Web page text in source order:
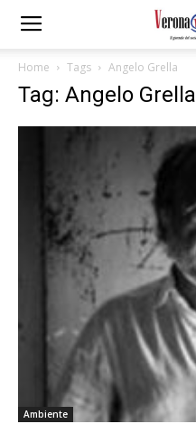
Home Tags Angelo Grella
Tag: Angelo Grella
Ambiente